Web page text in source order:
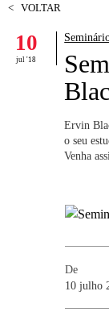
DOCENTES E
COMUNIDADE
WHAT'S
< VOLTAR
10
jul '18
Ervin
o seu
Venha
De
10 julho